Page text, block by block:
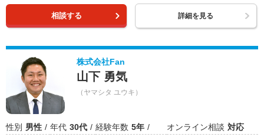
相談する 詳細を見る
株式会社Fan
山下 勇気
（ヤマシタ ユウキ）
性別 男性 年代 30代 経験年数 5年 オンライン相談 対応